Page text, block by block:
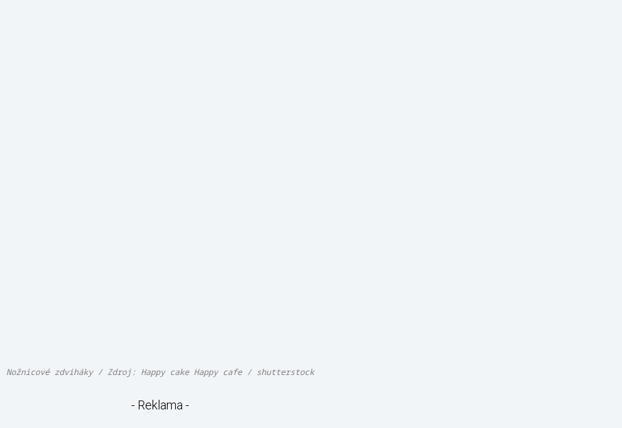
Nožnicové zdviháky / Zdroj: Happy cake Happy cafe / shutterstock
- Reklama -